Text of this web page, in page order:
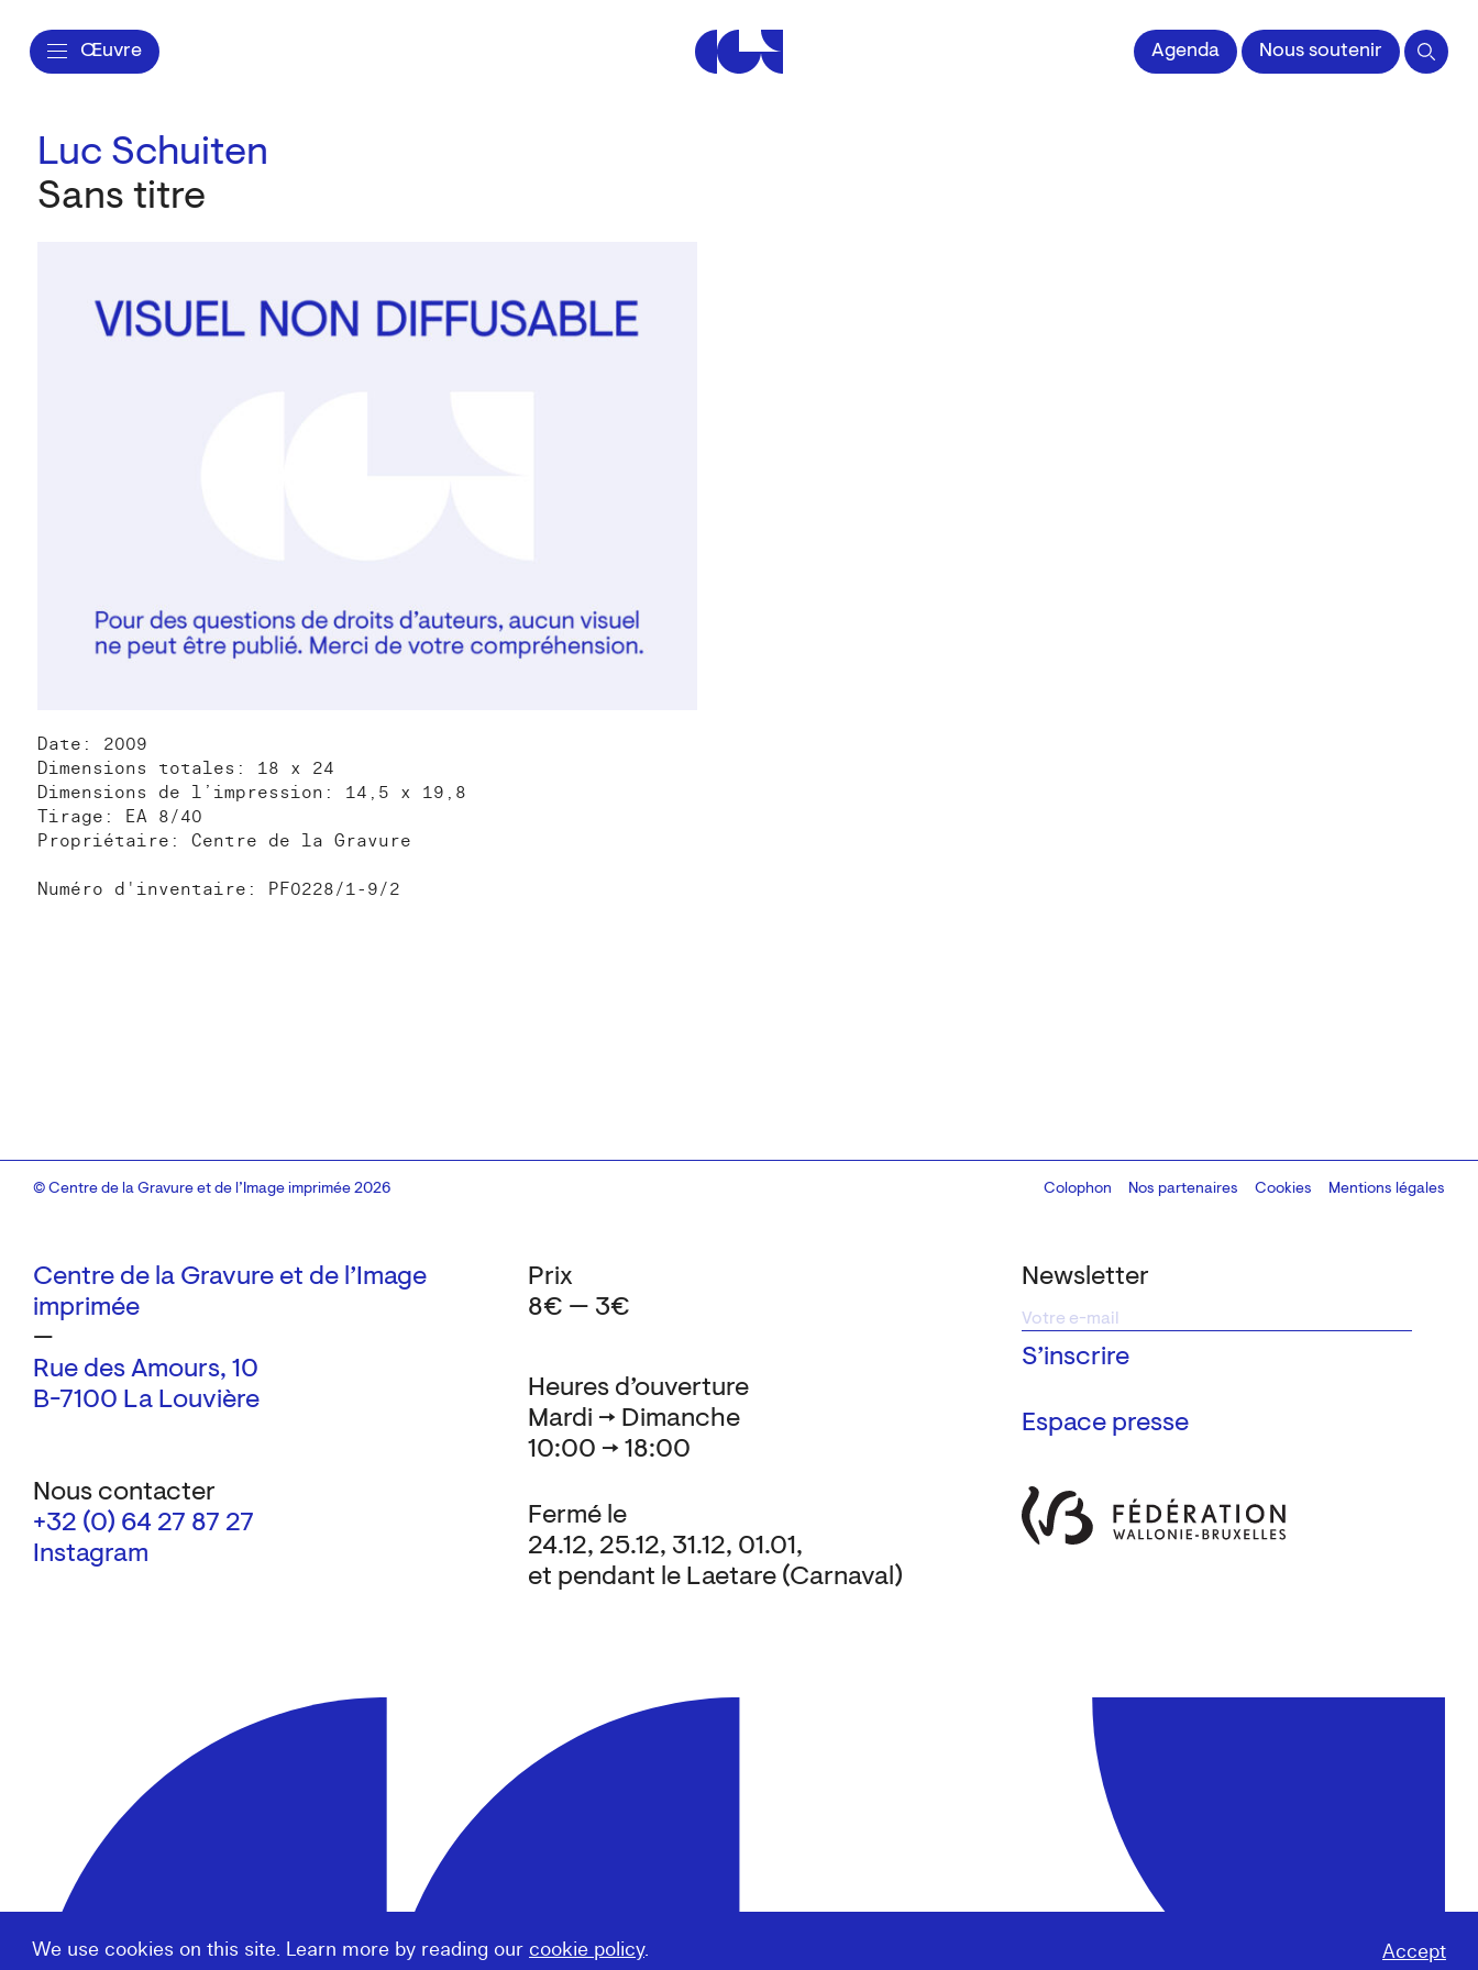
Œuvre Centre de la Gravure et de l'Image impriméeAgenda Nous soutenir
We use cookies on this site. Learn more by reading our cookie policy. Accept
Luc Schuiten
Sans titre
Date: 2009
Dimensions totales: 18 x 24
Dimensions de l’impression: 14,5 x 19,8
Tirage: EA 8/40
Propriétaire: Centre de la Gravure
Numéro d'inventaire: PF0228/1-9/2
Centre de la Gravure et de l’Image
imprimée
—
Rue des Amours, 10
B-7100 La Louvière
Nous contacter
+32 (0) 64 27 87 27
Instagram
Newsletter
Espace presse
Heures d’ouverture
Mardi → Dimanche
10:00 → 18:00
Fermé le
24.12, 25.12, 31.12, 01.01,
et pendant le Laetare (Carnaval)
Prix
8€ — 3€
© Centre de la Gravure et de l’Image imprimée 2026 Colophon
Design:Marcel Kaczmarek, code:8080.studio
Nos partenaires Cookies Mentions légales